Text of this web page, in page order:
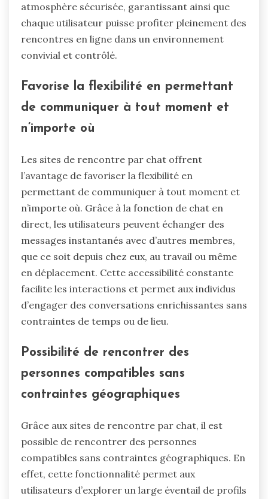
atmosphère sécurisée, garantissant ainsi que
chaque utilisateur puisse profiter pleinement des
rencontres en ligne dans un environnement
convivial et contrôlé.
Favorise la flexibilité en permettant
de communiquer à tout moment et
n’importe où
Les sites de rencontre par chat offrent
l’avantage de favoriser la flexibilité en
permettant de communiquer à tout moment et
n’importe où. Grâce à la fonction de chat en
direct, les utilisateurs peuvent échanger des
messages instantanés avec d’autres membres,
que ce soit depuis chez eux, au travail ou même
en déplacement. Cette accessibilité constante
facilite les interactions et permet aux individus
d’engager des conversations enrichissantes sans
contraintes de temps ou de lieu.
Possibilité de rencontrer des
personnes compatibles sans
contraintes géographiques
Grâce aux sites de rencontre par chat, il est
possible de rencontrer des personnes
compatibles sans contraintes géographiques. En
effet, cette fonctionnalité permet aux
utilisateurs d’explorer un large éventail de profils